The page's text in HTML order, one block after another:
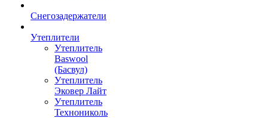
Снегозадержатели
Утеплители
Утеплитель
Baswool
(Басвул)
Утеплитель
Эковер Лайт
Утеплитель
Технониколь